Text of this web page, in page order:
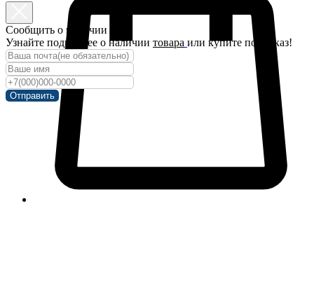
Сообщить о наличии
Узнайте подробнее о наличии товара или купите под заказ!
Отправить